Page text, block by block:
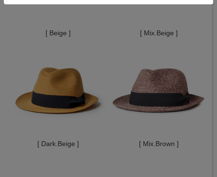
[ Beige ] [ Mix.Beige ]
[ Dark.Beige ] [ Mix.Brown ]